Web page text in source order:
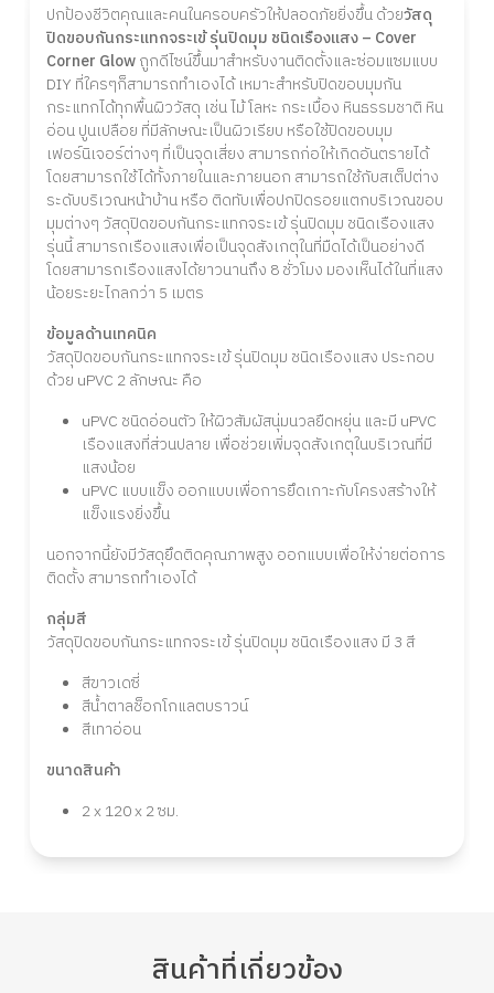
ปกป้องชีวิตคุณและคนในครอบครัวให้ปลอดภัยยิ่งขึ้น ด้วยวัสดุ
ปิดขอบกันกระแทกจระเข้ รุ่นปิดมุม ชนิดเรืองแสง – Cover
Corner Glowถูกดีไซน์ขึ้นมาสำหรับงานติดตั้งและซ่อมแซมแบบ
DIY ที่ใครๆก็สามารถทำเองได้ เหมาะสำหรับปิดขอบมุมกัน
กระแทกได้ทุกพื้นผิววัสดุ เช่น ไม้ โลหะ กระเบื้อง หินธรรมชาติ หิน
อ่อน ปูนเปลือย ที่มีลักษณะเป็นผิวเรียบ หรือใช้ปิดขอบมุม
เฟอร์นิเจอร์ต่างๆ ที่เป็นจุดเสี่ยง สามารถก่อให้เกิดอันตรายได้
โดยสามารถใช้ได้ทั้งภายในและภายนอก สามารถใช้กับสเต็ปต่าง
ระดับบริเวณหน้าบ้าน หรือ ติดทับเพื่อปกปิดรอยแตกบริเวณขอบ
มุมต่างๆ วัสดุปิดขอบกันกระแทกจระเข้ รุ่นปิดมุม ชนิดเรืองแสง
รุ่นนี้ สามารถเรืองแสงเพื่อเป็นจุดสังเกตุในที่มืดได้เป็นอย่างดี
โดยสามารถเรืองแสงได้ยาวนานถึง 8 ชั่วโมง มองเห็นได้ในที่แสง
น้อยระยะไกลกว่า 5 เมตร
ข้อมูลด้านเทคนิค
วัสดุปิดขอบกันกระแทกจระเข้ รุ่นปิดมุม ชนิดเรืองแสง ประกอบ
ด้วย uPVC 2 ลักษณะ คือ
uPVC ชนิดอ่อนตัว ให้ผิวสัมผัสนุ่มนวลยืดหยุ่น และมี uPVC
เรืองแสงที่ส่วนปลาย เพื่อช่วยเพิ่มจุดสังเกตุในบริเวณที่มี
แสงน้อย
uPVC แบบแข็ง ออกแบบเพื่อการยึดเกาะกับโครงสร้างให้
แข็งแรงยิ่งขึ้น
นอกจากนี้ยังมีวัสดุยึดติดคุณภาพสูง ออกแบบเพื่อให้ง่ายต่อการ
ติดตั้ง สามารถทำเองได้
กลุ่มสี
วัสดุปิดขอบกันกระแทกจระเข้ รุ่นปิดมุม ชนิดเรืองแสง มี 3 สี
สีขาวเดซี่
สีน้ำตาลช็อกโกแลตบราวน์
สีเทาอ่อน
ขนาดสินค้า
2 x 120 x 2 ซม.
สินค้าที่เกี่ยวข้อง